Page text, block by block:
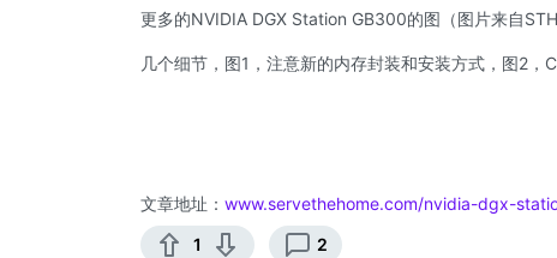
更多的NVIDIA DGX Station GB300的图（图片来自STH
几个细节，图1，注意新的内存封装和安装方式，图2
文章地址： www.servethehome.com/nvidia-dgx-
1
2